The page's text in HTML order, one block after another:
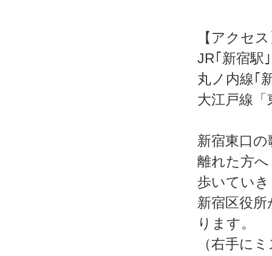
【アクセ
JR｢新宿駅
丸ノ内線｢
大江戸線
新宿東口
離れた方へ
歩いてい
新宿区役
ります。
（右手に